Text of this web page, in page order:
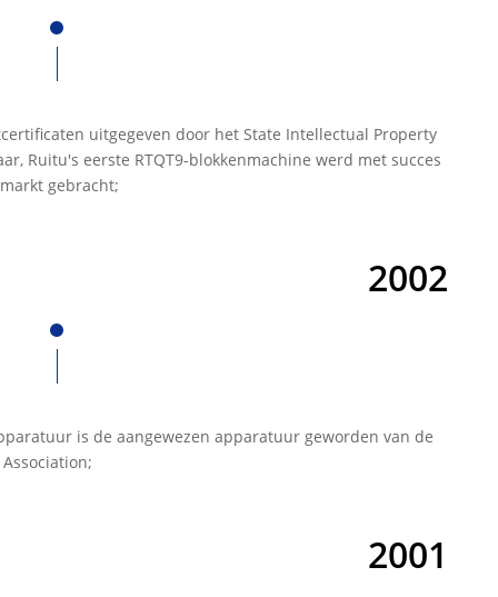
uitgegeven door het State Intellectual Property
Ruitu's eerste RTQT9-blokkenmachine werd met succes
gebracht;
2002
is de aangewezen apparatuur geworden van de
2001